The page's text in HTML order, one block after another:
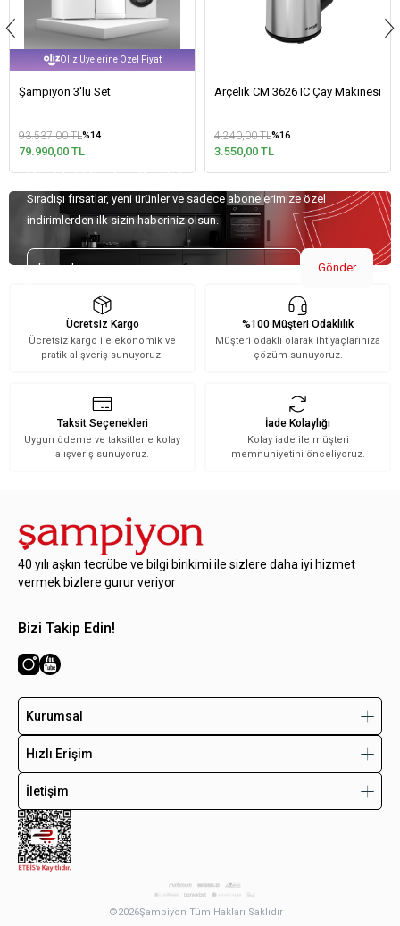
Arçelik CM 3626 IC Çay Makinesi
4.240,00 TL
3.550,00 TL
Arçelik F 8542 EBB
54.900,00 TL
Özel Teklifler İçin Kaydolun!
Sıradışı fırsatlar, yeni ürünler ve sadece abonelerimize özel
indirimlerden ilk sizin haberiniz olsun.
Gönder
Ücretsiz Kargo
Ücretsiz kargo ile ekonomik ve
pratik alışveriş sunuyoruz.
%100 Müşteri Odaklılık
Müşteri odaklı olarak ihtiyaçlarınıza
çözüm sunuyoruz.
Taksit Seçenekleri
Uygun ödeme ve taksitlerle kolay
alışveriş sunuyoruz.
İade Kolaylığı
Kolay iade ile müşteri
memnuniyetini önceliyoruz.
40 yılı aşkın tecrübe ve bilgi birikimi ile sizlere daha iyi hizmet
vermek bizlere gurur veriyor
Bizi Takip Edin!
Kurumsal
Hızlı Erişim
İletişim
©2026Şampiyon Tüm Hakları Saklıdır